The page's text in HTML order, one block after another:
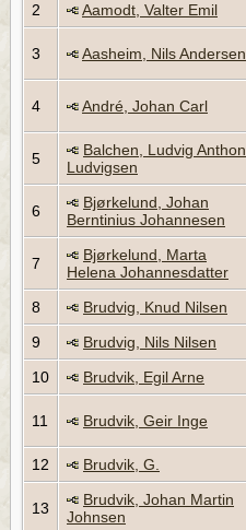
2 Aamodt, Valter Emil
3 Aasheim, Nils Andersen
4 André, Johan Carl
5
Balchen, Ludvig Anthon
Ludvigsen
6
Bjørkelund, Johan
Berntinius Johannesen
7
Bjørkelund, Marta
Helena Johannesdatter
8 Brudvig, Knud Nilsen
9
Brudvig, Nils Nilsen
10
Brudvik, Egil Arne
11 Brudvik, Geir Inge
12 Brudvik, G.
13
Brudvik, Johan Martin
Johnsen